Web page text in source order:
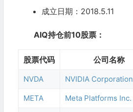
成立日期：2018.5.11
AIQ持仓前10股票：
股票代码 公司名称
NVDA NVIDIA Corporation
META Meta Platforms Inc.